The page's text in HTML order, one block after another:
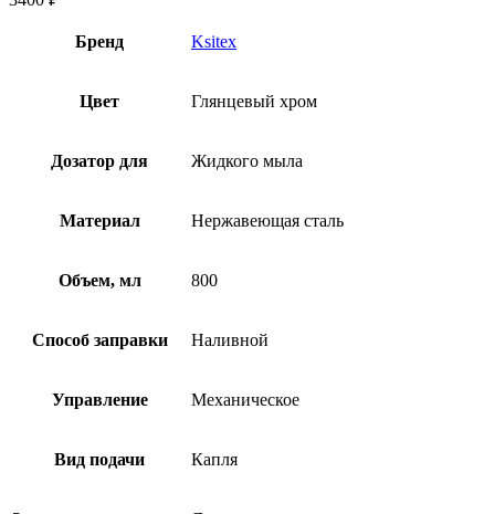
Бренд Ksitex
Цвет Глянцевый хром
Дозатор для Жидкого мыла
Материал Нержавеющая сталь
Объем, мл 800
Способ заправки Наливной
Управление Механическое
Вид подачи Капля